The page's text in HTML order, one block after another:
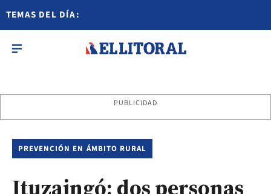
TEMAS DEL DÍA:
PUBLICIDAD
PREVENCIÓN EN ÁMBITO RURAL
Ituzaingó: dos personas